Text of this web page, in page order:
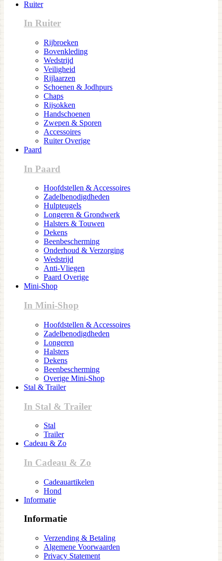
Ruiter
In Ruiter
Rijbroeken
Bovenkleding
Wedstrijd
Veiligheid
Rijlaarzen
Schoenen & Jodhpurs
Chaps
Rijsokken
Handschoenen
Zwepen & Sporen
Accessoires
Ruiter Overige
Paard
In Paard
Hoofdstellen & Accessoires
Zadelbenodigdheden
Hulpteugels
Longeren & Grondwerk
Halsters & Touwen
Dekens
Beenbescherming
Onderhoud & Verzorging
Wedstrijd
Anti-Vliegen
Paard Overige
Mini-Shop
In Mini-Shop
Hoofdstellen & Accessoires
Zadelbenodigdheden
Longeren
Halsters
Dekens
Beenbescherming
Overige Mini-Shop
Stal & Trailer
In Stal & Trailer
Stal
Trailer
Cadeau & Zo
In Cadeau & Zo
Cadeauartikelen
Hond
Informatie
Informatie
Verzending & Betaling
Algemene Voorwaarden
Privacy Statement